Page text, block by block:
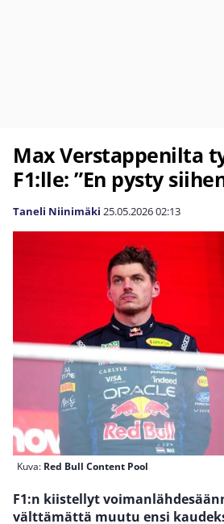
Max Verstappenilta
F1:lle: ”En pysty
Taneli Niinimäki 25.05.202602:13
Kuva: Red Bull Content Pool
F1:n kiistellyt
välttämättä muutu ensi